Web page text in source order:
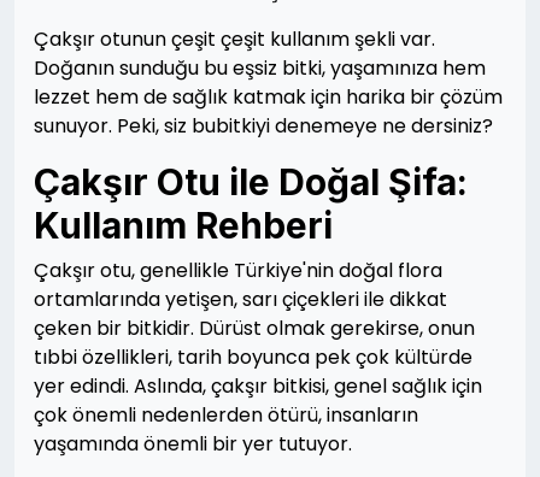
Çakşır otunun çeşit çeşit kullanım şekli var.
Doğanın sunduğu bu eşsiz bitki, yaşamınıza hem
lezzet hem de sağlık katmak için harika bir çözüm
sunuyor. Peki, siz bubitkiyi denemeye ne dersiniz?
Çakşır Otu ile Doğal Şifa:
Kullanım Rehberi
Çakşır otu, genellikle Türkiye'nin doğal flora
ortamlarında yetişen, sarı çiçekleri ile dikkat
çeken bir bitkidir. Dürüst olmak gerekirse, onun
tıbbi özellikleri, tarih boyunca pek çok kültürde
yer edindi. Aslında, çakşır bitkisi, genel sağlık için
çok önemli nedenlerden ötürü, insanların
yaşamında önemli bir yer tutuyor.